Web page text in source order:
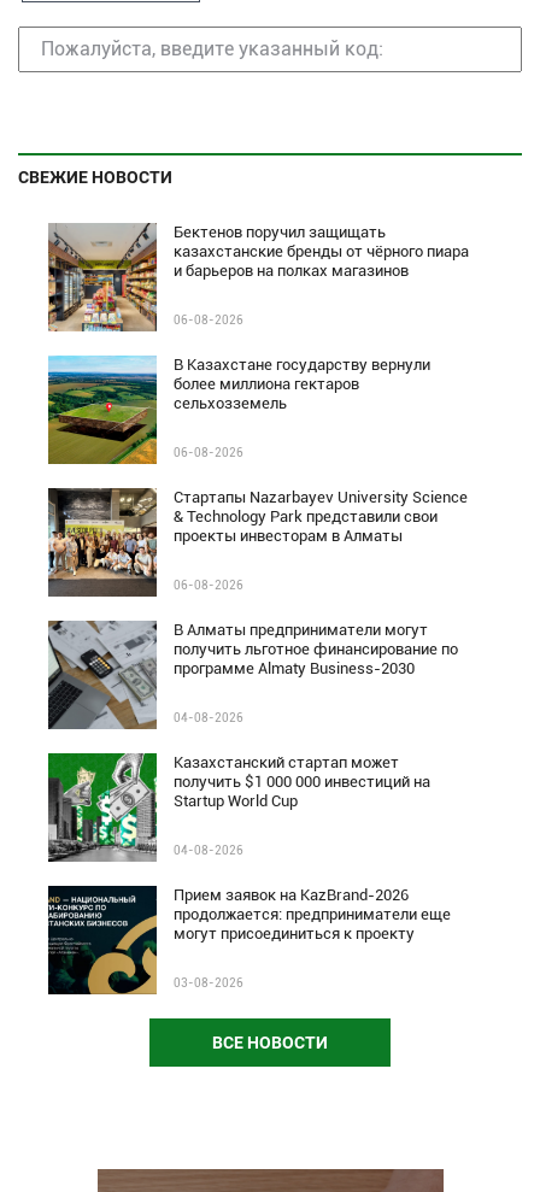
СВЕЖИЕ НОВОСТИ
Бектенов поручил защищать
казахстанские бренды от чёрного пиара
и барьеров на полках магазинов
06-08-2026
В Казахстане государству вернули
более миллиона гектаров
сельхозземель
06-08-2026
Стартапы Nazarbayev University Science
& Technology Park представили свои
проекты инвесторам в Алматы
06-08-2026
В Алматы предприниматели могут
получить льготное финансирование по
программе Almaty Business-2030
04-08-2026
Казахстанский стартап может
получить $1 000 000 инвестиций на
Startup World Cup
04-08-2026
Прием заявок на KazBrand-2026
продолжается: предприниматели еще
могут присоединиться к проекту
03-08-2026
ВСЕ НОВОСТИ